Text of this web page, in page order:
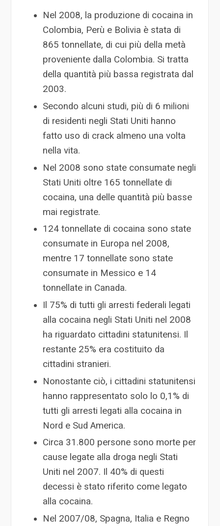
Nel 2008, la produzione di cocaina in
Colombia, Perù e Bolivia è stata di
865 tonnellate, di cui più della metà
proveniente dalla Colombia. Si tratta
della quantità più bassa registrata dal
2003.
Secondo alcuni studi, più di 6 milioni
di residenti negli Stati Uniti hanno
fatto uso di crack almeno una volta
nella vita.
Nel 2008 sono state consumate negli
Stati Uniti oltre 165 tonnellate di
cocaina, una delle quantità più basse
mai registrate.
124 tonnellate di cocaina sono state
consumate in Europa nel 2008,
mentre 17 tonnellate sono state
consumate in Messico e 14
tonnellate in Canada.
Il 75% di tutti gli arresti federali legati
alla cocaina negli Stati Uniti nel 2008
ha riguardato cittadini statunitensi. Il
restante 25% era costituito da
cittadini stranieri.
Nonostante ciò, i cittadini statunitensi
hanno rappresentato solo lo 0,1% di
tutti gli arresti legati alla cocaina in
Nord e Sud America.
Circa 31.800 persone sono morte per
cause legate alla droga negli Stati
Uniti nel 2007. Il 40% di questi
decessi è stato riferito come legato
alla cocaina.
Nel 2007/08, Spagna, Italia e Regno